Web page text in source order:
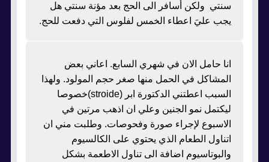
سنتي ولكن أسافر الى الحج بعد مؤنة سنتي هل
يجب عليَ اعطاء الخمس لفلوس التي دفعت للحج.
انا حامل الان في شهري السابع. اعاني بعض
المشاكل في الحمل منها صغر حجم المولود. ولهذا
السبب اعطتني الدكتورة ابر (stroide)خصوصا
ليكتمل نمو الجنين وعلي ان اذهب مرتين في
الاسبوع لإجراء صورة وفحوصات. وطلبت مني ان
اتناول الطعام الذي يحتوي على الكالسيوم
والبوتاسيوم اضافة الى تناول الاطعمة بشكل